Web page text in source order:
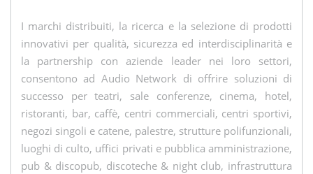
I marchi distribuiti, la ricerca e la selezione di prodotti
innovativi per qualità, sicurezza ed interdisciplinarità e
la partnership con aziende leader nei loro settori,
consentono ad Audio Network di offrire soluzioni di
successo per teatri, sale conferenze, cinema, hotel,
ristoranti, bar, caffè, centri commerciali, centri sportivi,
negozi singoli e catene, palestre, strutture polifunzionali,
luoghi di culto, uffici privati e pubblica amministrazione,
pub & discopub, discoteche & night club, infrastruttura